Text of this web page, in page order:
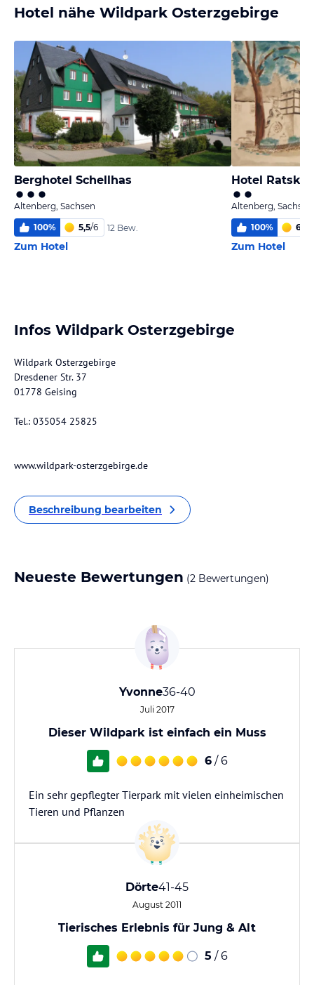
Hotel nähe Wildpark Osterzgebirge
Berghotel Schellhas
Altenberg, Sachsen
100% 5,5/6 12 Bew.
Zum Hotel
Hotel
Altenberg, Sachsen
100% 6,0
Zum Hotel
Infos Wildpark Osterzgebirge
Wildpark Osterzgebirge
Dresdener Str. 37
01778 Geising
Tel.: 035054 25825
www.wildpark-osterzgebirge.de
Beschreibung bearbeiten
Neueste Bewertungen (2 Bewertungen)
Yvonne36-40
Juli 2017
Dieser Wildpark ist einfach ein Muss
6 / 6
Ein sehr gepflegter Tierpark mit vielen einheimischen
Tieren und Pflanzen
Dörte41-45
August 2011
Tierisches Erlebnis für Jung & Alt
5 / 6